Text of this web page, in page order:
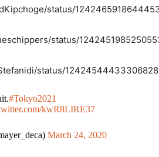
status/
status/
status/
#Tokyo2021
kwR8LIRE37
March 24, 2020